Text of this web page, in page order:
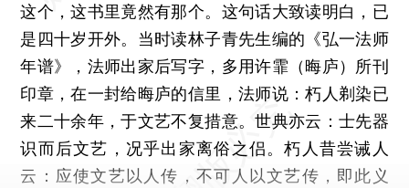
这个，这书里竟然有那个。这句话大致读明白，已
是四十岁开外。当时读林子青先生编的《弘一法师
年谱》，法师出家后写字，多用许霏（晦庐）所刊
印章，在一封给晦庐的信里，法师说：朽人剃染已
来二十余年，于文艺不复措意。世典亦云：士先器
识而后文艺，况乎出家离俗之侣。朽人昔尝诫人
云：应使文艺以人传，不可人以文艺传，即此义